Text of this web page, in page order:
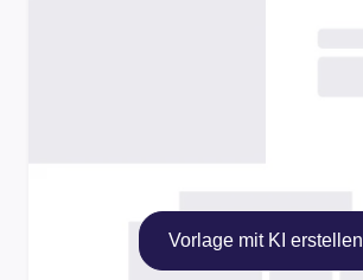
Vorlage mit KI erstellen